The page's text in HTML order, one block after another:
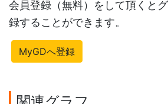
会員登録（無料）をして頂くと
録することができます。
MyGDへ登録